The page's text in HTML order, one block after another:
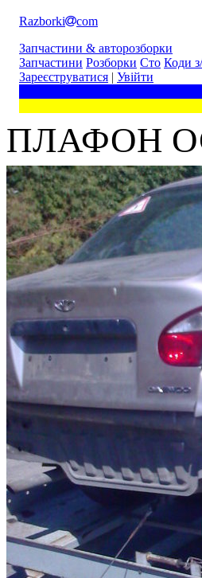
Razborki
com
Запчастини & авторозборки
Запчастини Розборки Сто Коди
Зареєструватися | Увійти
ПЛАФОН